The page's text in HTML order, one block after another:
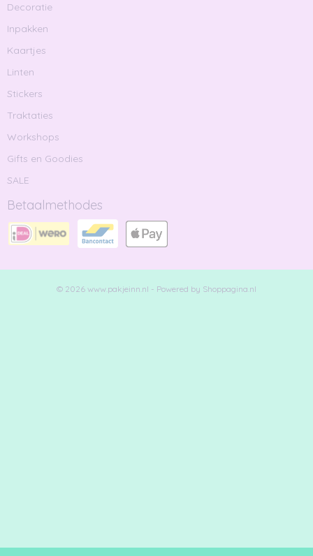
Decoratie
Inpakken
Kaartjes
Linten
Stickers
Traktaties
Workshops
Gifts en Goodies
SALE
Betaalmethodes
© 2026 www.pakjeinn.nl - Powered by Shoppagina.nl